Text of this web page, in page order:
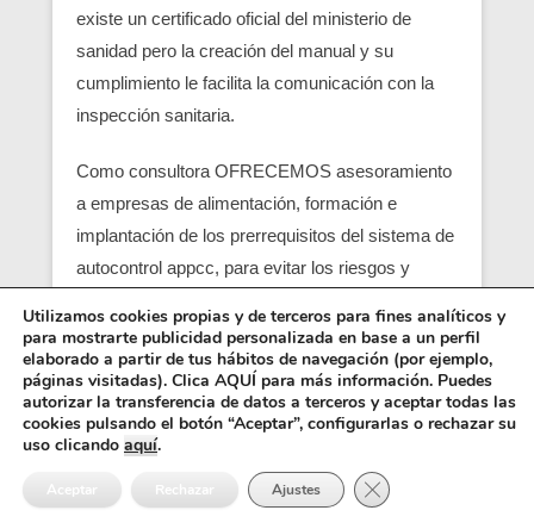
existe un certificado oficial del ministerio de
sanidad pero la creación del manual y su
cumplimiento le facilita la comunicación con la
inspección sanitaria.
Como consultora OFRECEMOS asesoramiento
a empresas de alimentación, formación e
implantación de los prerrequisitos del sistema de
autocontrol appcc, para evitar los riesgos y
localizando en su empresa los pcc (puntos
críticos) y obtener un servicio con una correcta
seguridad alimentaria.
Entre los requisitos está el control y el análisis de
cada punto crítico, junto con el registro sanitario,
Utilizamos cookies propias y de terceros para fines analíticos y
para mostrarte publicidad personalizada en base a un perfil
elaborado a partir de tus hábitos de navegación (por ejemplo,
páginas visitadas). Clica AQUÍ para más información. Puedes
autorizar la transferencia de datos a terceros y aceptar todas las
cookies pulsando el botón “Aceptar”, configurarlas o rechazar su
uso clicando aquí.
Aceptar Rechazar Ajustes Cerrar el banner de